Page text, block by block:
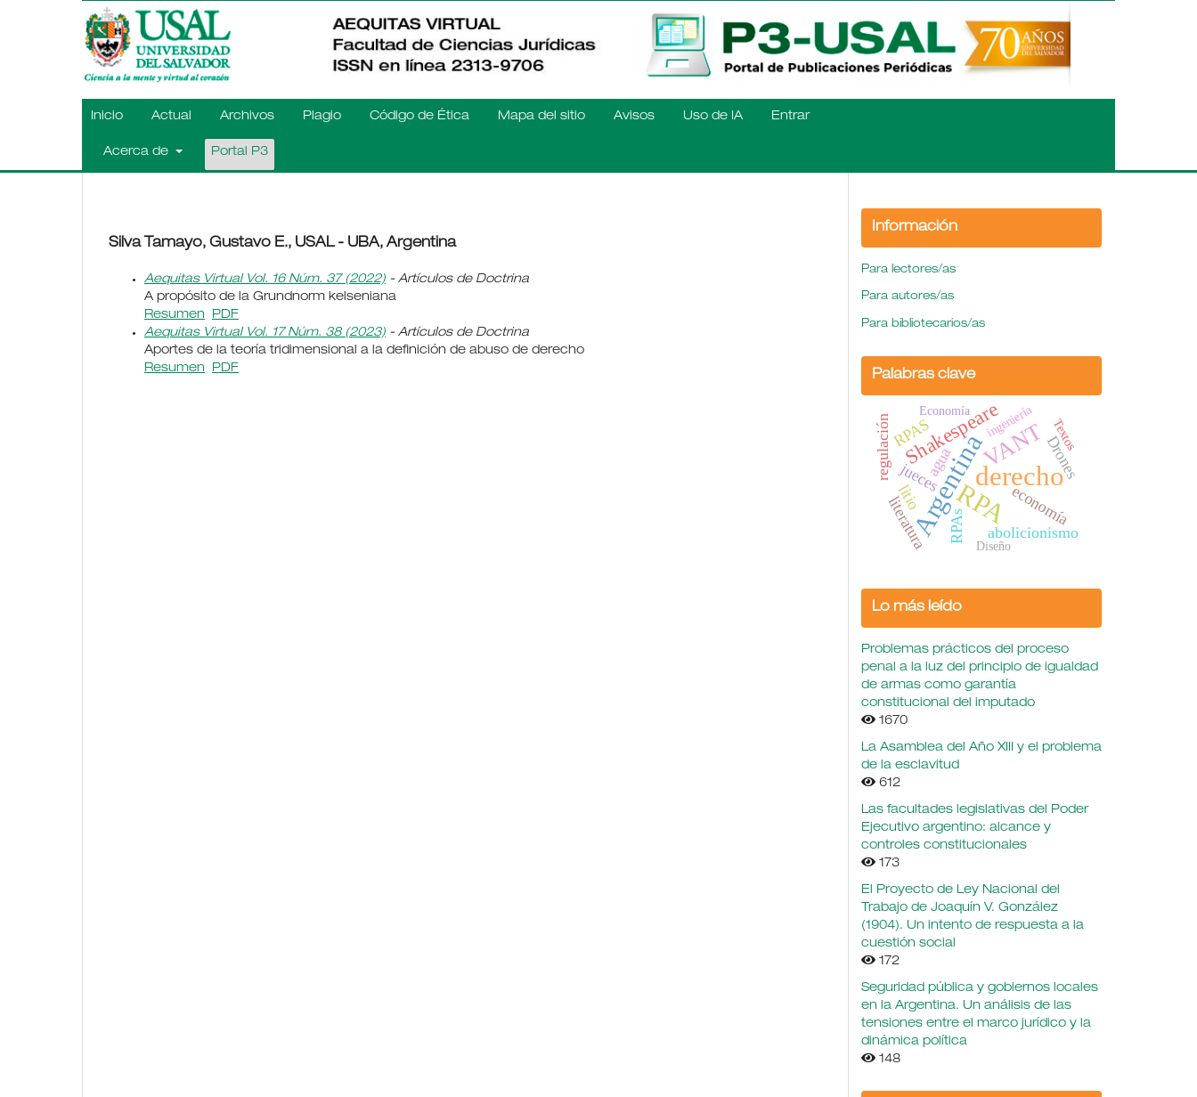
Inicio Actual Archivos Plagio Código de Ética Mapa del sitio Avisos Uso de IA Entrar
Acerca de Portal P3
Silva Tamayo, Gustavo E., USAL - UBA, Argentina
Aequitas Virtual Vol. 16 Núm. 37 (2022) - Artículos de Doctrina
A propósito de la Grundnorm kelseniana
Resumen
PDF
Aequitas Virtual Vol. 17 Núm. 38 (2023) - Artículos de Doctrina
Aportes de la teoría tridimensional a la definición de abuso de derecho
Resumen
PDF
Información
Para lectores/as
Para autores/as
Para bibliotecarios/as
Palabras clave
RPA
Argentinaderecho
VANT
Shakespeare
literatura abolicionismo
jueces Drones
economía
RPAs
regulaciónRPAS
agua
litio
ingeniería
Diseño
Economía
Textos
Lo más leído
Problemas prácticos del proceso
penal a la luz del principio de igualdad
de armas como garantía
constitucional del imputado
1670
La Asamblea del Año XIII y el problema
de la esclavitud
612
Las facultades legislativas del Poder
Ejecutivo argentino: alcance y
controles constitucionales
173
El Proyecto de Ley Nacional del
Trabajo de Joaquín V. González
(1904). Un intento de respuesta a la
cuestión social
172
Seguridad pública y gobiernos locales
en la Argentina. Un análisis de las
tensiones entre el marco jurídico y la
dinámica política
148